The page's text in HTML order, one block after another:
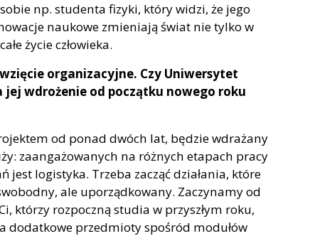
np. studenta fizyki, który widzi, że jego
naukowe zmieniają świat nie tylko w
życie człowieka.
organizacyjne. Czy Uniwersytet
wdrożenie od początku nowego roku
od ponad dwóch lat, będzie wdrażany
zaangażowanych na różnych etapach pracy
jest logistyka. Trzeba zacząć działania, które
ale uporządkowany. Zaczynamy od
którzy rozpoczną studia w przyszłym roku,
dodatkowe przedmioty spośród modułów